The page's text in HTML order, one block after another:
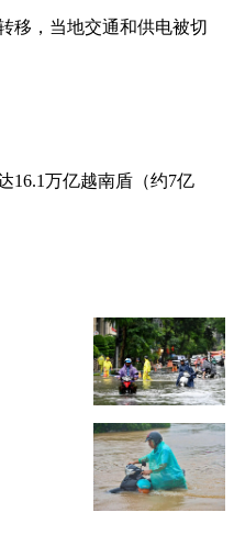
移，当地交通和供电被切
16.1万亿越南盾（约7亿